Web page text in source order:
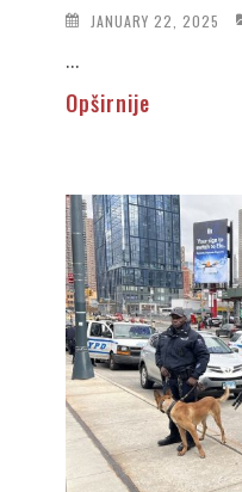
JANUARY 22, 2025
...
Opširnije